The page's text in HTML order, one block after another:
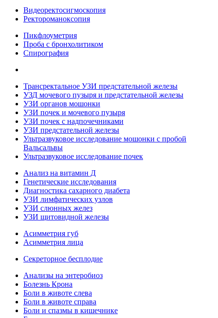
Видеоректосигмоскопия
Ректороманоксопия
Пикфлоуметрия
Проба с бронхолитиком
Спирография
Трансректальное УЗИ предстательной железы
УЗД мочевого пузыря и предстательной железы
УЗИ органов мошонки
УЗИ почек и мочевого пузыря
УЗИ почек с надпочечниками
УЗИ предстательной железы
Ультразвуковое исследование мошонки с пробой
Вальсальвы
Ультразвуковое исследование почек
Анализ на витамин Д
Генетические исследования
Диагностика сахарного диабета
УЗИ лимфатических узлов
УЗИ слюнных желез
УЗИ щитовидной железы
Асимметрия губ
Асимметрия лица
Секреторное бесплодие
Анализы на энтеробиоз
Болезнь Крона
Боли в животе слева
Боли в животе справа
Боли и спазмы в кишечнике